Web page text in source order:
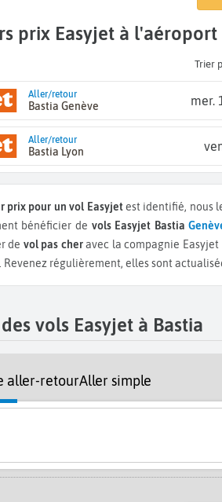
prix Easyjet à
Trier
Aller/retour
Bastia Genève mer.
Aller/retour
Bastia Lyon
prix pour un vol Easyjetest identifié, nous
bénéficier de vols Easyjet Bastia
de vol pas cheravec la compagnie Easyjet
Revenez régulièrement, elles sont
vols Easyjet à Bastia
aller-retourAller simple